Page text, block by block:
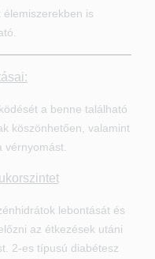
is
a benne található
köszönhetően, valamint
vérnyomást.
lebontását és
az étkezések utáni
2-es típusú diabétesz